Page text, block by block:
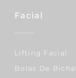
Facial
Lifting Facial
Bolas De